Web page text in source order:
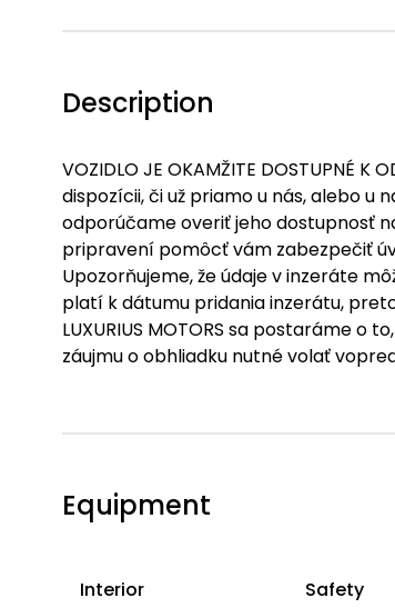
Description
VOZIDLO JE OKAMŽITE DOSTUPNÉ K
dispozícii, či už priamo u nás, alebo
odporúčame overiť jeho dostupnosť
pripravení pomôcť vám zabezpečiť
Upozorňujeme, že údaje v inzeráte
platí k dátumu pridania inzerátu,
LUXURIUS MOTORS sa postaráme
záujmu o obhliadku nutné volať
Equipment
Interior
Safety